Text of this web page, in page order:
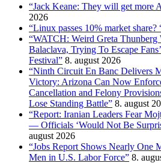
“Jack Keane: They will get more
2026
“Linux passes 10% market share?
“WATCH: Weird Greta Thunberg
Balaclava, Trying To Escape
Festival” 8. august 2026
“Ninth Circuit En Banc Delivers
Victory: Arizona Can Now
Cancellation and Felony
Lose Standing Battle” 8. august
“Report: Iranian Leaders Fear
— Officials ‘Would Not Be
august 2026
“Jobs Report Shows Nearly One
Men in U.S. Labor Force” 8.